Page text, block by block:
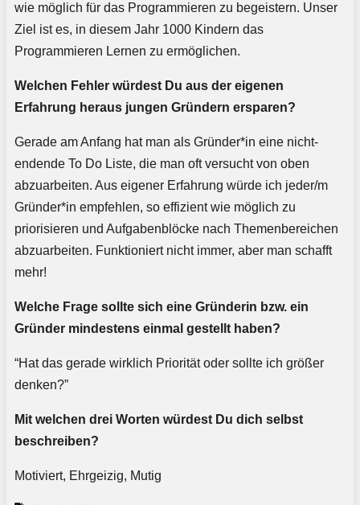
wie möglich für das Programmieren zu begeistern. Unser
Ziel ist es, in diesem Jahr 1000 Kindern das
Programmieren Lernen zu ermöglichen.
Welchen Fehler würdest Du aus der eigenen
Erfahrung heraus jungen Gründern ersparen?
Gerade am Anfang hat man als Gründer*in eine nicht-
endende To Do Liste, die man oft versucht von oben
abzuarbeiten. Aus eigener Erfahrung würde ich jeder/m
Gründer*in empfehlen, so effizient wie möglich zu
priorisieren und Aufgabenblöcke nach Themenbereichen
abzuarbeiten. Funktioniert nicht immer, aber man schafft
mehr!
Welche Frage sollte sich eine Gründerin bzw. ein
Gründer mindestens einmal gestellt haben?
“Hat das gerade wirklich Priorität oder sollte ich größer
denken?”
Mit welchen drei Worten würdest Du dich selbst
beschreiben?
Motiviert, Ehrgeizig, Mutig